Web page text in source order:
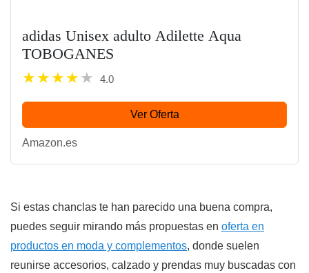
adidas Unisex adulto Adilette Aqua
TOBOGANES
4.0
Ver Oferta
Amazon.es
Si estas chanclas te han parecido una buena compra,
puedes seguir mirando más propuestas en oferta en
productos en moda y complementos, donde suelen
reunirse accesorios, calzado y prendas muy buscadas con